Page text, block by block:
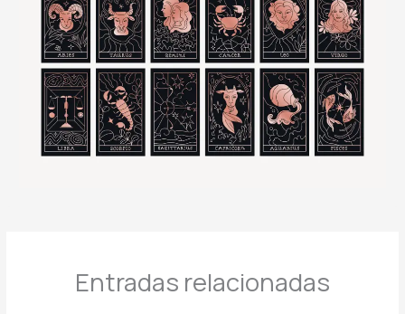
Entradas relacionadas